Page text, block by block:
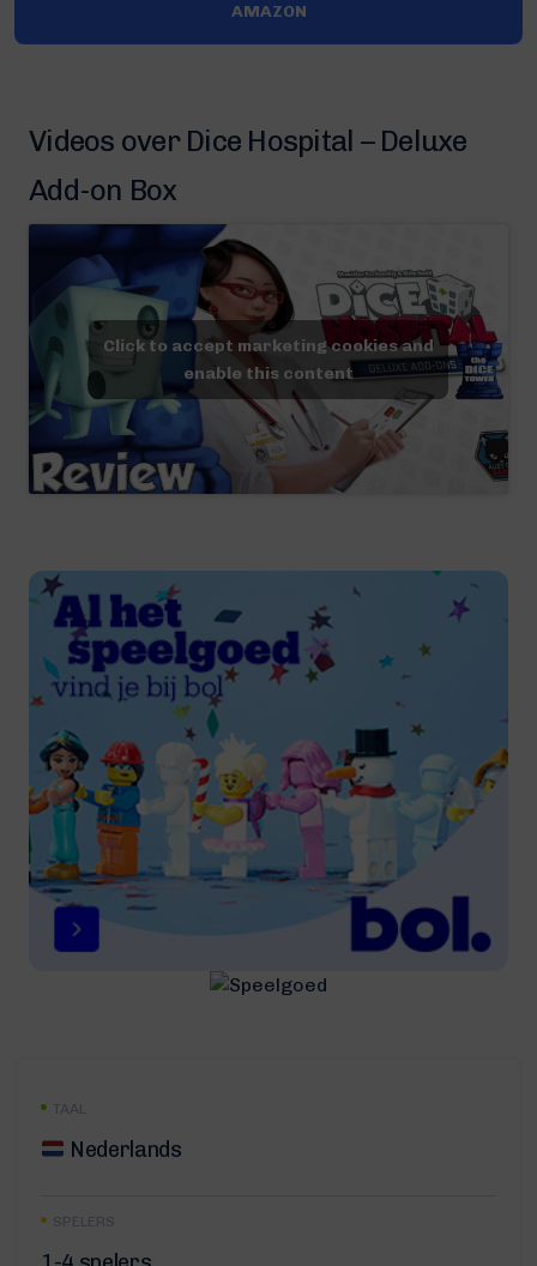
TAAL
Nederlands
SPELERS
AMAZON
Videos over Dice Hospital – Deluxe
Add-on Box
Click to accept marketing cookies and
enable this content